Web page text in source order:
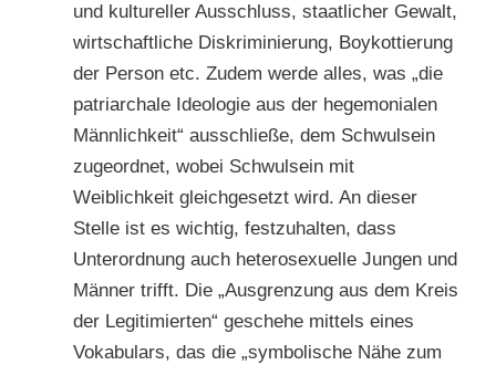
und kultureller Ausschluss, staatlicher Gewalt,
wirtschaftliche Diskriminierung, Boykottierung
der Person etc. Zudem werde alles, was „die
patriarchale Ideologie aus der hegemonialen
Männlichkeit“ ausschließe, dem Schwulsein
zugeordnet, wobei Schwulsein mit
Weiblichkeit gleichgesetzt wird. An dieser
Stelle ist es wichtig, festzuhalten, dass
Unterordnung auch heterosexuelle Jungen und
Männer trifft. Die „Ausgrenzung aus dem Kreis
der Legitimierten“ geschehe mittels eines
Vokabulars, das die „symbolische Nähe zum